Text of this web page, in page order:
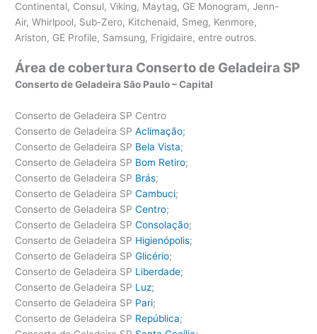
Continental, Consul, Viking, Maytag, GE Monogram, Jenn-
Air, Whirlpool, Sub-Zero, Kitchenaid, Smeg, Kenmore,
Ariston, GE Profile, Samsung, Frigidaire, entre outros.
Área de cobertura Conserto de Geladeira SP
Conserto de Geladeira São Paulo – Capital
Conserto de Geladeira SP Centro
Conserto de Geladeira SPAclimação;
Conserto de Geladeira SP Bela Vista;
Conserto de Geladeira SP Bom Retiro;
Conserto de Geladeira SP Brás;
Conserto de Geladeira SPCambuci;
Conserto de Geladeira SPCentro;
Conserto de Geladeira SPConsolação;
Conserto de Geladeira SP Higienópolis;
Conserto de Geladeira SPGlicério;
Conserto de Geladeira SP Liberdade;
Conserto de Geladeira SP Luz;
Conserto de Geladeira SP Pari;
Conserto de Geladeira SP República;